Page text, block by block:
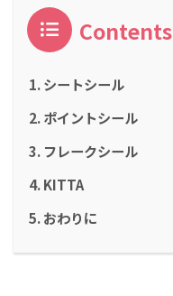
Contents
シートシール
ポイントシール
フレークシール
KITTA
おわりに